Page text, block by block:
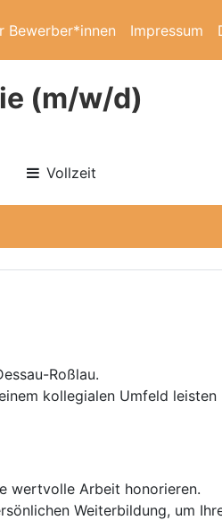
Bewerber*innen Impressum
(m/w/d)
Vollzeit
Roßlau.
kollegialen Umfeld leisten
wertvolle Arbeit honorieren.
Weiterbildung, um